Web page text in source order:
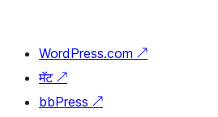
WordPress.com ↗
मॅट ↗
bbPress ↗